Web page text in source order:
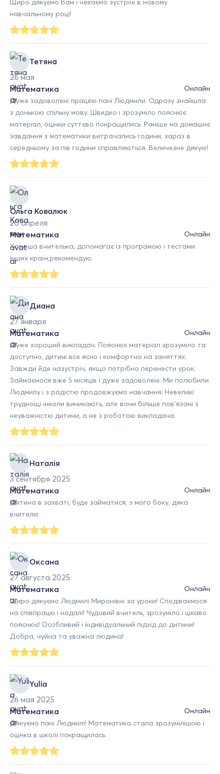
навчальному році!
Тетяна
26 мая
Онлайн
Математика
Дуже задоволені працею пані Людмили. Одразу знайшла
з донькою спільну мову. Швидко і зрозуміло пояснює
матеріал, оцінки суттєво покращились. Раніше на домашнє
завдання з математики витрачались години, зараз в
середньому за пів години справляються. Величезне дякую!
Ольга Ковалюк
20 апреля
Онлайн
Математика
Хороша вчителька, допомагає із програмою і тестами
інших країн,рекомендую.
Диана
27 января
Онлайн
Математика
Дуже хороший викладач. Пояснює матеріал зрозуміло та
доступно, дитині все ясно і комфортно на заняттях.
Завжди йде назустріч, якщо потрібно перенести урок.
Займаємося вже 5 місяців і дуже задоволені. Ми полюбили
Людмилу і з радістю продовжуємо навчання. Невеликі
труднощі інколи виникають, але вони більше пов’язані з
неуважністю дитини, а не з роботою викладача.
Наталія
3 сентября 2025
Онлайн
Математика
Дитина в захваті, буде займатися, з мого боку, дяка
вчителю
Оксана
27 августа 2025
Онлайн
Математика
Щиро дякуємо Людмилі Миронівні за уроки! Сподіваємося
на співпрацю і надалі! Чудовий вчитель, зрозуміло і цікаво
пояснює! Особливий і індивідуальний підхід до дитини!
Добра, чуйна та уважна людина!
Yulia
26 мая 2025
Онлайн
Математика
Дякуємо пані Людмилі! Математика стала зрозумілішою і
оцінка в школі покращилась.